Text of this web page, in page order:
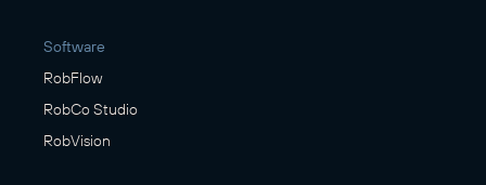
Software
RobFlow
RobCo Studio
RobVision